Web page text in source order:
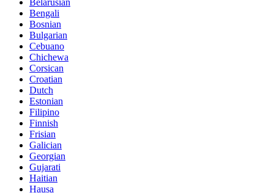
Bengali
Bosnian
Bulgarian
Cebuano
Chichewa
Corsican
Croatian
Dutch
Estonian
Filipino
Finnish
Frisian
Galician
Georgian
Gujarati
Haitian
Hausa